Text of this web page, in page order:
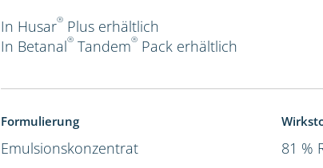
In Husar® Plus erhältlich
In Betanal® Tandem® Pack erhältlich
Formulierung
Emulsionskonzentrat 81 %